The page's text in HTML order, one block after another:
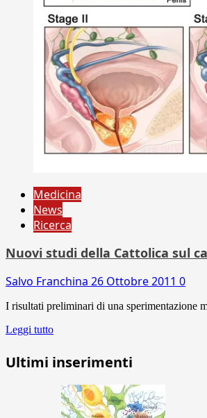
Medicina
News
Ricerca
Nuovi studi della Cattolica sul
Salvo Franchina 26 Ottobre 2011 0
I risultati preliminari di una sperimentazione
Leggi tutto
Ultimi inserimenti